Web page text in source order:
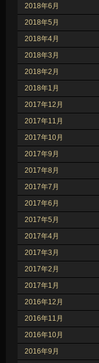
2018年6月
2018年5月
2018年4月
2018年3月
2018年2月
2018年1月
2017年12月
2017年11月
2017年10月
2017年9月
2017年8月
2017年7月
2017年6月
2017年5月
2017年4月
2017年3月
2017年2月
2017年1月
2016年12月
2016年11月
2016年10月
2016年9月